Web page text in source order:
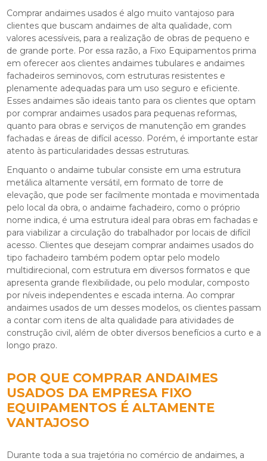
Comprar andaimes usadosé algo muito vantajoso para
clientes que buscam andaimes de alta qualidade, com
valores acessíveis, para a realização de obras de pequeno e
de grande porte. Por essa razão, a Fixo Equipamentos prima
em oferecer aos clientes andaimes tubulares e andaimes
fachadeiros seminovos, com estruturas resistentes e
plenamente adequadas para um uso seguro e eficiente.
Esses andaimes são ideais tanto para os clientes que optam
por comprar andaimes usadospara pequenas reformas,
quanto para obras e serviços de manutenção em grandes
fachadas e áreas de difícil acesso. Porém, é importante estar
atento às particularidades dessas estruturas.
Enquanto o andaime tubular consiste em uma estrutura
metálica altamente versátil, em formato de torre de
elevação, que pode ser facilmente montada e movimentada
pelo local da obra, o andaime fachadeiro, como o próprio
nome indica, é uma estrutura ideal para obras em fachadas e
para viabilizar a circulação do trabalhador por locais de difícil
acesso. Clientes que desejam comprar andaimes usadosdo
tipo fachadeiro também podem optar pelo modelo
multidirecional, com estrutura em diversos formatos e que
apresenta grande flexibilidade, ou pelo modular, composto
por níveis independentes e escada interna. Ao comprar
andaimes usadosde um desses modelos, os clientes passam
a contar com itens de alta qualidade para atividades de
construção civil, além de obter diversos benefícios a curto e a
longo prazo.
POR QUE COMPRAR ANDAIMES
USADOS DA EMPRESA FIXO
EQUIPAMENTOS É ALTAMENTE
VANTAJOSO
Durante toda a sua trajetória no comércio de andaimes, a